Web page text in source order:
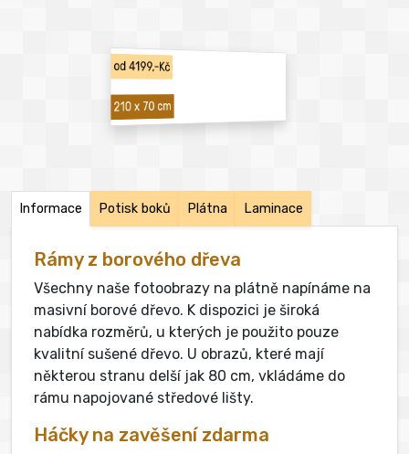
od 4199,-Kč
210 x 70 cm
Informace Potisk boků Plátna Laminace
Rámy z borového dřeva
Všechny naše fotoobrazy na plátně napínáme na
masivní borové dřevo. K dispozici je široká
nabídka rozměrů, u kterých je použito pouze
kvalitní sušené dřevo. U obrazů, které mají
některou stranu delší jak 80 cm, vkládáme do
rámu napojované středové lišty.
Háčky na zavěšení zdarma